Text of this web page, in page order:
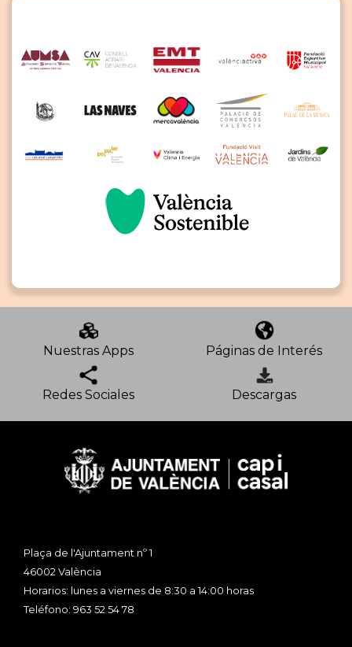
Nuestras Apps Páginas de Interés
Redes Sociales Descargas
Plaça de l'Ajuntament nº 1
46002 València
Horarios: lunes a viernes de 8:30 a 14:00 horas
Teléfono: 963 52 54 78